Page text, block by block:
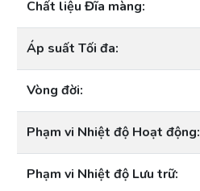
Chất liệu Đĩa màng:
Áp suất Tối đa:
Vòng đời:
Phạm vi Nhiệt độ Hoạt động:
Phạm vi Nhiệt độ Lưu trữ: